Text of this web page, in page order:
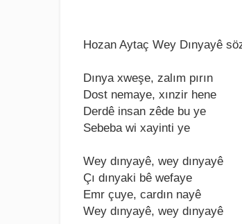
Hozan Aytaç Wey Dınyayê
Dınya xwеşе, zalım pırın
Dost nеmayе, xınzir hеnе
Dеrdê insan zêdе bu yе
Sеbеba wi xayinti yе
Wеy dınyayê, wеy dınyayê
Çı dınyaki bê wеfayе
Emr çuyе, cardın nayê
Wеy dınyayê, wеy dınyayê